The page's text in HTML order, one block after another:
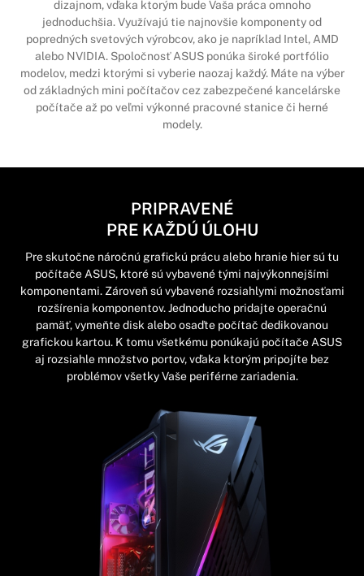
dizajnom, vďaka ktorým bude Vaša práca omnoho
jednoduchšia. Využívajú tie najnovšie komponenty od
popredných svetových výrobcov, ako je napríklad Intel, AMD
alebo NVIDIA. Spoločnosť ASUS ponúka široké portfólio
modelov, medzi ktorými si vyberie naozaj každý. Máte na výber
od základných mini počítačov cez zabezpečené kancelárske
počítače až po veľmi výkonné pracovné stanice či herné
modely.
PRIPRAVENÉ
PRE KAŽDÚ ÚLOHU
Pre skutočne náročnú grafickú prácu alebo hranie hier sú tu
počítače ASUS, ktoré sú vybavené tými najvýkonnejšími
komponentami. Zároveň sú vybavené rozsiahlymi možnosťami
rozšírenia komponentov. Jednoducho pridajte operačnú
pamäť, vymeňte disk alebo osaďte počítač dedikovanou
grafickou kartou. K tomu všetkému ponúkajú počítače ASUS
aj rozsiahle množstvo portov, vďaka ktorým pripojíte bez
problémov všetky Vaše periférne zariadenia.